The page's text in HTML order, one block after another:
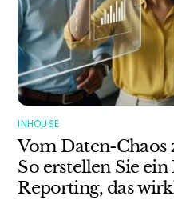
INHOUSE
Vom Daten-Chaos
So erstellen Sie
Reporting, das